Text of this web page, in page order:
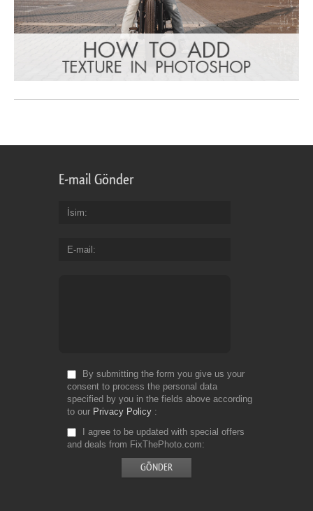
E-mail Gönder
İsim
E-mail
By submitting the form you give us your
consent to process the personal data
specified by you in the fields above according
to our Privacy Policy
I agree to be updated with special offers
and deals from FixThePhoto.com